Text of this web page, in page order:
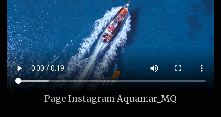
Page InstagramAquamar_MQ